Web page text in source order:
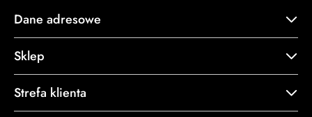
Dane adresowe
Sklep
Strefa klienta